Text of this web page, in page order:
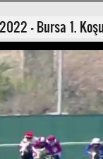
- Bursa 1.